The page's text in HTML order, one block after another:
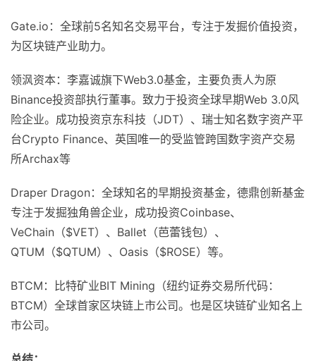
Gate.io：全球前5名知名交易平台，专注于发掘价值投资，
为区块链产业助力。
领沨资本：李嘉诚旗下Web3.0基金，主要负责人为原
Binance投资部执行董事。致力于投资全球早期Web 3.0风
险企业。成功投资京东科技（JDT）、瑞士知名数字资产平
台Crypto Finance、英国唯一的受监管跨国数字资产交易
所Archax等
Draper Dragon：全球知名的早期投资基金，德鼎创新基金
专注于发掘独角兽企业，成功投资Coinbase、
VeChain（$VET）、Ballet（芭蕾钱包）、
QTUM（$QTUM）、Oasis（$ROSE）等。
BTCM：比特矿业BIT Mining（纽约证券交易所代码：
BTCM）全球首家区块链上市公司。也是区块链矿业知名上
市公司。